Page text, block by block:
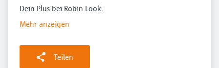
Dein Plus bei Robin Look:
Mehr anzeigen
Teilen